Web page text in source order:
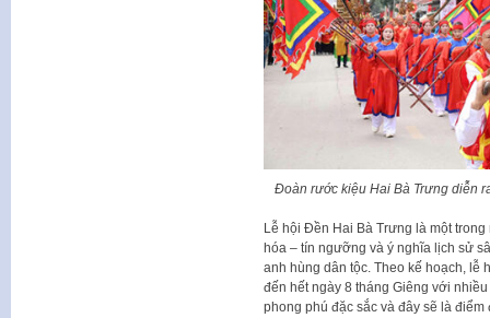
Đoàn rước kiệu Hai Bà Trưng diễn
Lễ hội Đền Hai Bà Trưng là một
hóa – tín ngưỡng và ý nghĩa lịch sử
anh hùng dân tộc. Theo kế hoạch, lễ
đến hết ngày 8 tháng Giêng với
phong phú đặc sắc và đây sẽ là